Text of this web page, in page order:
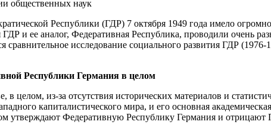
общественных наук
Республики (ГДР) 7 октября 1949 года имело
и ее аналог, Федеративная Республика, проводили очень
сравнительное исследование социального развития ГДР
Республики Германия в целом
целом, из-за отсутствия исторических материалов и
капиталистического мира, и его основная
утверждают Федеративную Республику Германия и отрицают